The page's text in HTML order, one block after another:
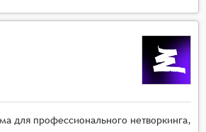
для профессионального нетворкинга,